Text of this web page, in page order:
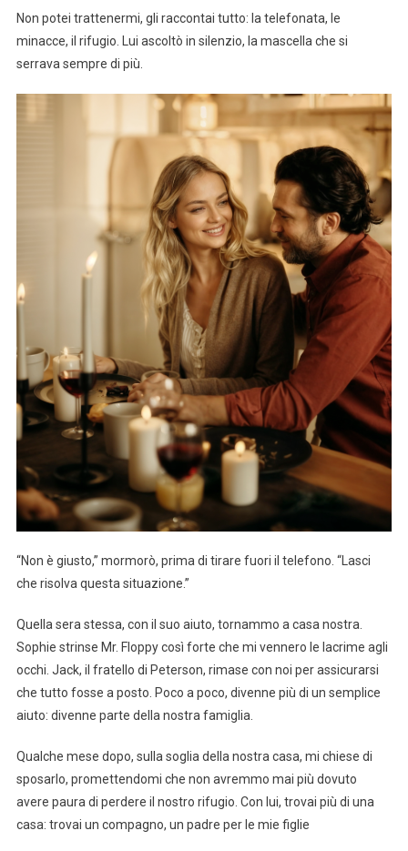
Non potei trattenermi, gli raccontai tutto: la telefonata, le
minacce, il rifugio. Lui ascoltò in silenzio, la mascella che si
serrava sempre di più.
“Non è giusto,” mormorò, prima di tirare fuori il telefono. “Lasci
che risolva questa situazione.”
Quella sera stessa, con il suo aiuto, tornammo a casa nostra.
Sophie strinse Mr. Floppy così forte che mi vennero le lacrime agli
occhi. Jack, il fratello di Peterson, rimase con noi per assicurarsi
che tutto fosse a posto. Poco a poco, divenne più di un semplice
aiuto: divenne parte della nostra famiglia.
Qualche mese dopo, sulla soglia della nostra casa, mi chiese di
sposarlo, promettendomi che non avremmo mai più dovuto
avere paura di perdere il nostro rifugio. Con lui, trovai più di una
casa: trovai un compagno, un padre per le mie figlie